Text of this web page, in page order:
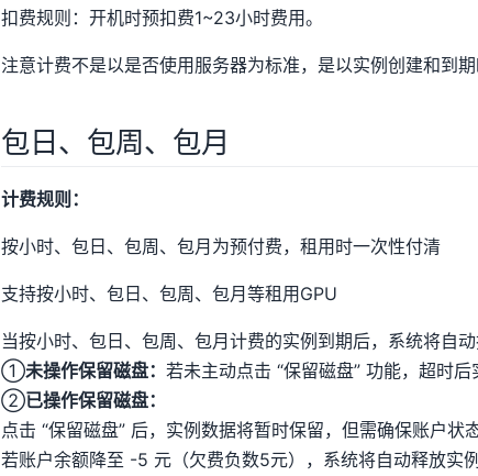
扣费规则：开机时预扣费1~23小时费用。
注意计费不是以是否使用服务器为标准，是以实例创建和到期
包日、包周、包月
计费规则：
按小时、包日、包周、包月为预付费，租用时一次性付清
支持按小时、包日、包周、包月等租用GPU
当按小时、包日、包周、包月计费的实例到期后，系统将自
①未操作保留磁盘： 若未主动点击 “保留磁盘” 功能，超时后
②已操作保留磁盘：
点击 “保留磁盘” 后，实例数据将暂时保留，但需确保账户状态
若账户余额降至 -5 元（欠费负数5元），系统将自动释放实